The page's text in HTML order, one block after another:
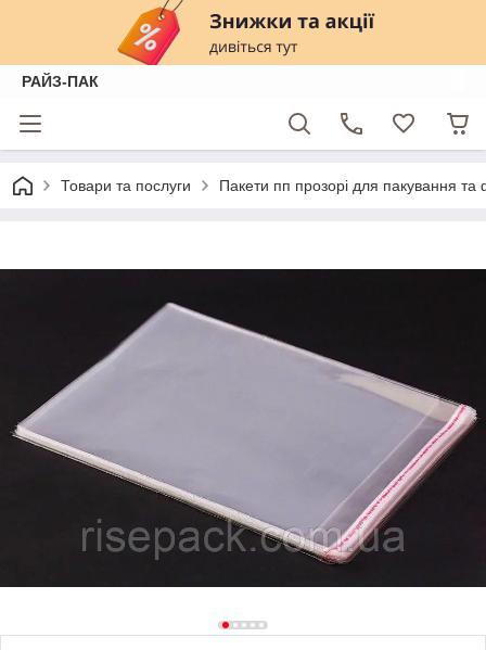
РАЙЗ-ПАК
Товари та послуги Пакети пп прозорі для пакування та